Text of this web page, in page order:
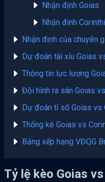
Nhận định Goias
Nhận định
Nhận định của chuyên
Dự đoán tài xỉu Goias
Thông tin lực lượng
Đội hình ra sân Goias
Dự đoán tỉ số Goias vs
Thống kê Goias vs
Bảng xếp hạng VĐQG
Tỷ lệ kèo Goias